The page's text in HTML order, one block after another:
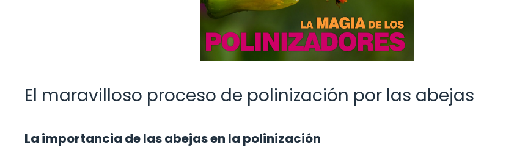
El maravilloso proceso de polinización por las abejas
La importancia de las abejas en la polinización